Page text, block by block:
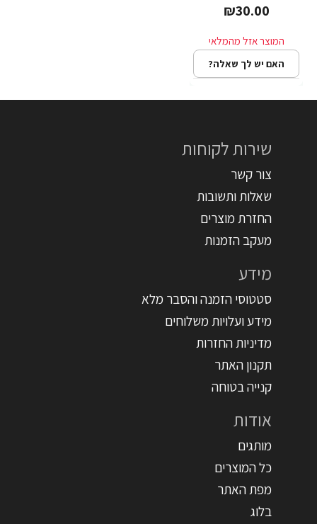
₪30.00
האם יש לך שאלה?
שירות לקוחות
צור קשר
שאלות ותשובות
החזרת מוצרים
מעקב הזמנות
מידע
סטטוסי הזמנה והסבר מלא
מידע ועלויות משלוחים
מדיניות החזרות
תקנון האתר
קנייה בטוחה
אודות
מותגים
כל המוצרים
מפת האתר
בלוג